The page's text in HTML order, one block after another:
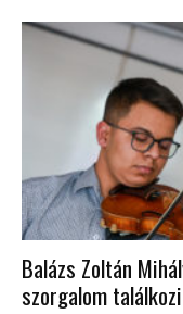
Balázs Zoltán
szorgalom